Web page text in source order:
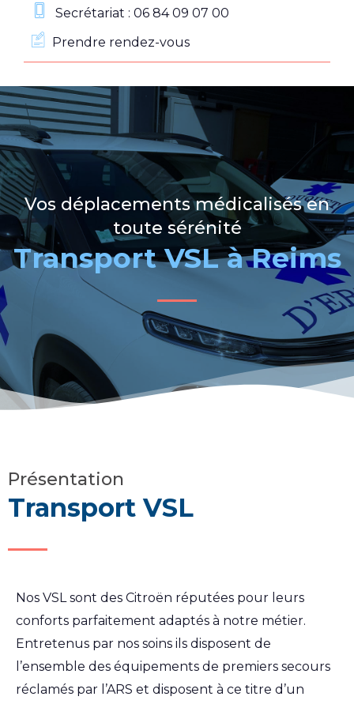
Secrétariat : 06 84 09 07 00
Prendre rendez-vous
Transport VSL à Reims
Vos déplacements médicalisés en
toute sérénité
Transport VSL
Présentation
Nos VSL sont des Citroën réputées pour leurs
conforts parfaitement adaptés à notre métier.
Entretenus par nos soins ils disposent de
l’ensemble des équipements de premiers secours
réclamés par l’ARS et disposent à ce titre d’un